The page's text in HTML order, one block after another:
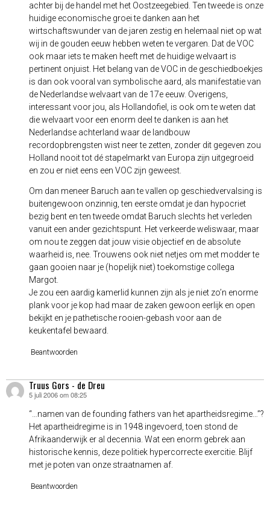
achter bij de handel met het Oostzeegebied. Ten tweede is onze
huidige economische groei te danken aan het
wirtschaftswunder van de jaren zestig en helemaal niet op wat
wij in de gouden eeuw hebben weten te vergaren. Dat de VOC
ook maar iets te maken heeft met de huidige welvaart is
pertinent onjuist. Het belang van de VOC in de geschiedboekjes
is dan ook vooral van symbolische aard, als manifestatie van
de Nederlandse welvaart van de 17e eeuw. Overigens,
interessant voor jou, als Hollandofiel, is ook om te weten dat
die welvaart voor een enorm deel te danken is aan het
Nederlandse achterland waar de landbouw
recordopbrengsten wist neer te zetten, zonder dit gegeven zou
Holland nooit tot dé stapelmarkt van Europa zijn uitgegroeid
en zou er niet eens een VOC zijn geweest.
Om dan meneer Baruch aan te vallen op geschiedvervalsing is
buitengewoon onzinnig, ten eerste omdat je dan hypocriet
bezig bent en ten tweede omdat Baruch slechts het verleden
vanuit een ander gezichtspunt. Het verkeerde weliswaar, maar
om nou te zeggen dat jouw visie objectief en de absolute
waarheid is, nee. Trouwens ook niet netjes om met modder te
gaan gooien naar je (hopelijk niet) toekomstige collega
Margot.
Je zou een aardig kamerlid kunnen zijn als je niet zo’n enorme
plank voor je kop had maar de zaken gewoon eerlijk en open
bekijkt en je pathetische rooien-gebash voor aan de
keukentafel bewaard.
Beantwoorden
Truus Gors - de Dreu
schreef:
5 juli 2006 om 08:25
“…namen van de founding fathers van het apartheidsregime…”?
Het apartheidregime is in 1948 ingevoerd, toen stond de
Afrikaanderwijk er al decennia. Wat een enorm gebrek aan
historische kennis, deze politiek hypercorrecte exercitie. Blijf
met je poten van onze straatnamen af.
Beantwoorden